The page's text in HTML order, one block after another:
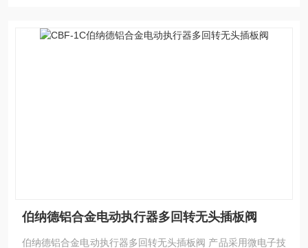
伯纳德铝合金电动执行器多回转无头插板阀
伯纳德铝合金电动执行器多回转无头插板阀 产品采用微电子技